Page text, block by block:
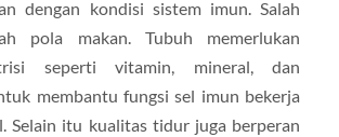
dengan kondisi sistem imun. Salah
pola makan. Tubuh memerlukan
seperti vitamin, mineral, dan
membantu fungsi sel imun bekerja
Selain itu kualitas tidur juga berperan